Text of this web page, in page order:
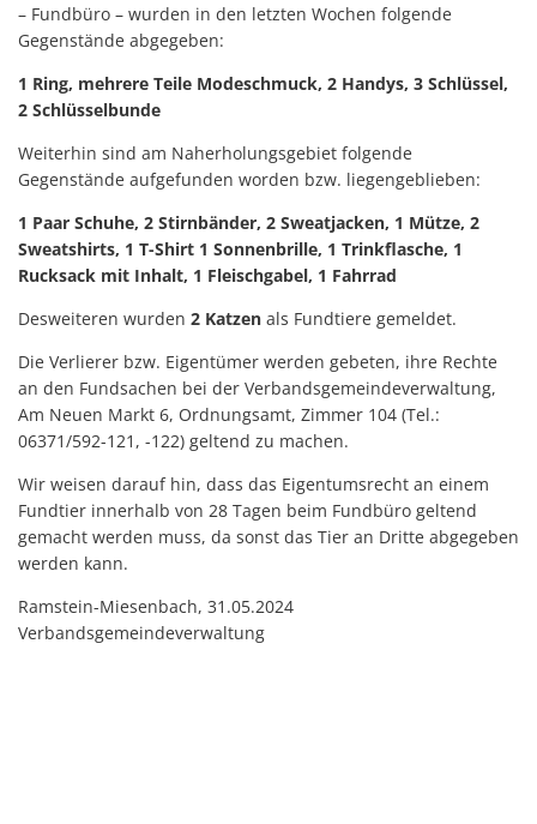
– Fundbüro – wurden in den letzten Wochen folgende
Gegenstände abgegeben:
1 Ring, mehrere Teile Modeschmuck, 2 Handys, 3 Schlüssel,
2 Schlüsselbunde
Weiterhin sind am Naherholungsgebiet folgende
Gegenstände aufgefunden worden bzw. liegengeblieben:
1 Paar Schuhe, 2 Stirnbänder, 2 Sweatjacken, 1 Mütze, 2
Sweatshirts, 1 T-Shirt 1 Sonnenbrille, 1 Trinkflasche, 1
Rucksack mit Inhalt, 1 Fleischgabel, 1 Fahrrad
Desweiteren wurden 2 Katzen als Fundtiere gemeldet.
Die Verlierer bzw. Eigentümer werden gebeten, ihre Rechte
an den Fundsachen bei der Verbandsgemeindeverwaltung,
Am Neuen Markt 6, Ordnungsamt, Zimmer 104 (Tel.:
06371/592-121, -122) geltend zu machen.
Wir weisen darauf hin, dass das Eigentumsrecht an einem
Fundtier innerhalb von 28 Tagen beim Fundbüro geltend
gemacht werden muss, da sonst das Tier an Dritte abgegeben
werden kann.
Ramstein-Miesenbach, 31.05.2024
Verbandsgemeindeverwaltung